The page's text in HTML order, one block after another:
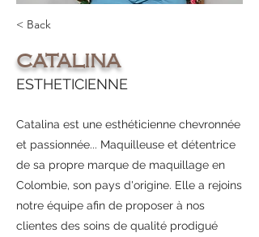
< Back
CATALINA
ESTHETICIENNE
Catalina est une esthéticienne chevronnée
et passionnée... Maquilleuse et détentrice
de sa propre marque de maquillage en
Colombie, son pays d'origine. Elle a rejoins
notre équipe afin de proposer à nos
clientes des soins de qualité prodigué